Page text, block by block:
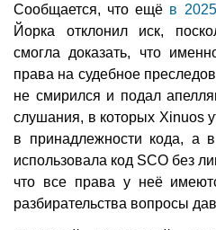
Сообщается, что ещё в
Йорка отклонил иск,
смогла доказать, что
права на судебное
не смирился и подал
слушания, в которых Xinuos
в принадлежности кода, а
использовала код SCO без
что все права у неё
разбирательства вопросы